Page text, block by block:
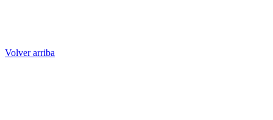
Volver arriba